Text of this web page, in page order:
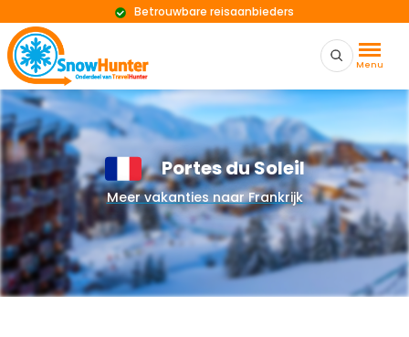
Menu
Betrouwbare reisaanbieders
Portes du Soleil
Meer vakanties naar Frankrijk